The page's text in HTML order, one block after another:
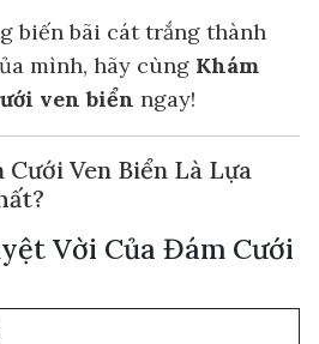
biến bãi cát trắng thành
mình, hãy cùng Khám
ven biển ngay!
Ven Biển Là Lựa
Vời Của Đám Cưới